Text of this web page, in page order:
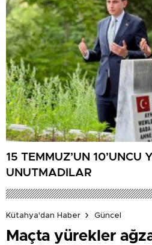
15 TEMMUZ’UN 10’UNCU
UNUTMADILAR
Kütahya'dan Haber
Güncel
Maçta yürekler